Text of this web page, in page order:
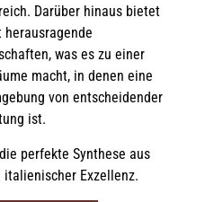
Darüber hinaus bietet
was es zu einer
macht, in denen eine
von entscheidender
ist.
perfekte Synthese aus
Exzellenz.